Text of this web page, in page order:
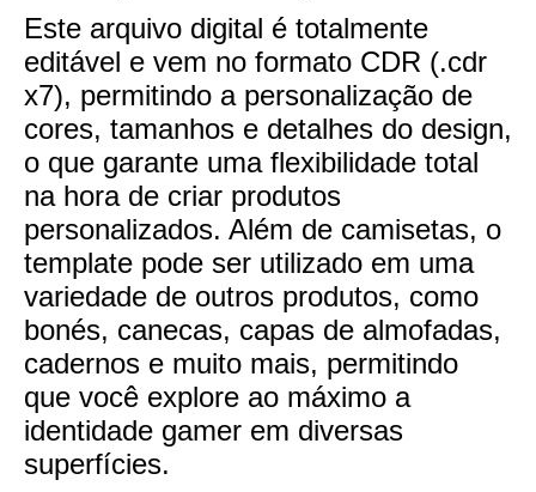
Este arquivo digital é totalmente
editável e vem no formato CDR (.cdr
x7), permitindo a personalização de
cores, tamanhos e detalhes do design,
o que garante uma flexibilidade total
na hora de criar produtos
personalizados. Além de camisetas, o
template pode ser utilizado em uma
variedade de outros produtos, como
bonés, canecas, capas de almofadas,
cadernos e muito mais, permitindo
que você explore ao máximo a
identidade gamer em diversas
superfícies.